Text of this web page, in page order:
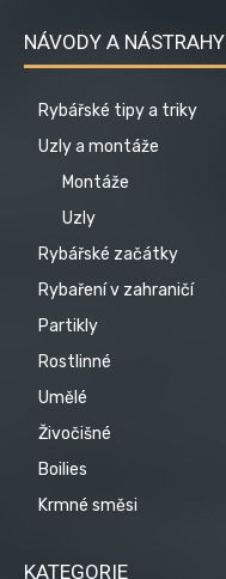
NÁVODY A NÁSTRAHY
Rybářské tipy a triky
Uzly a montáže
Montáže
Uzly
Rybářské začátky
Rybaření v zahraničí
Partikly
Rostlinné
Umělé
Živočišné
Boilies
Krmné směsi
KATEGORIE